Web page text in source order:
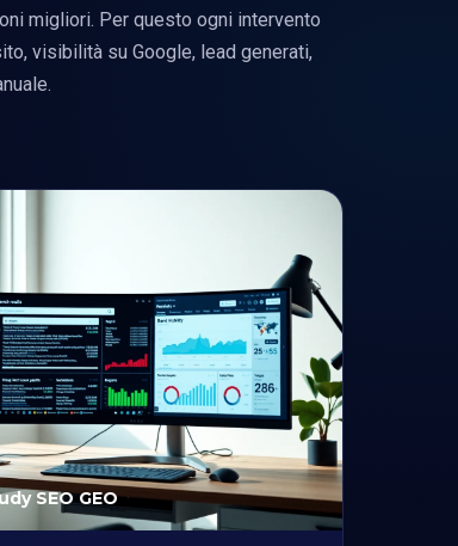
migliori. Per questo ogni intervento
visibilità su Google, lead generati,
SEO GEO